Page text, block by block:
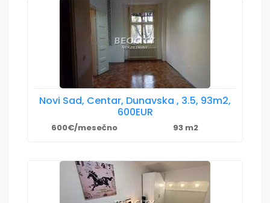
Novi Sad, Centar, Dunavska , 3.5, 93m2,
600EUR
600€/mesečno 93 m2